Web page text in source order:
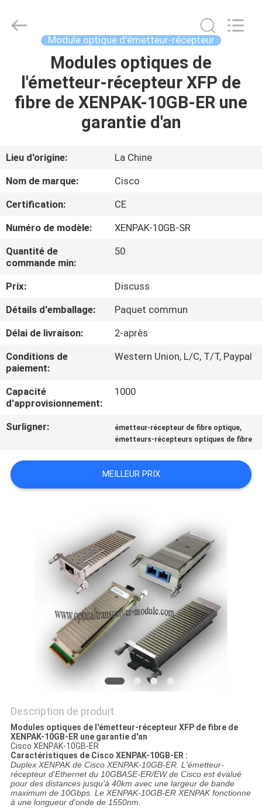
MAISON
VIDÉOS
À
PROPOS
DE
VISITE
DE
L'USINE
CONTRÔLE
DE
LA
NOUS
NOUVELLES
AFFAIRES
SITEMAP
POLITIQUE
CONFIDENTIALITÉ
Equipment
Module optique d'émetteur-récepteur
Modules optiques de
l'émetteur-récepteur XFP de
fibre de XENPAK-10GB-ER une
garantie d'an
Lieu d'origine:
La Chine
Nom de marque:
Cisco
Certification:
CE
Numéro de modèle:
XENPAK-10GB-SR
Quantité de
commande min:
50
Prix:
Discuss
Détails d'emballage:
Paquet commun
Délai de livraison:
2-après
Conditions de
paiement:
Western Union, L/C, T/T, Paypal
Capacité
d'approvisionnement:
1000
Surligner: émetteur-récepteur de fibre optique,
émetteurs-récepteurs optiques de fibre
MEILLEUR PRIX
Description de produit
Modules optiques de l'émetteur-récepteur XFP de fibre de
XENPAK-10GB-ER une garantie d'an
Cisco XENPAK-10GB-ER
Caractéristiques de Cisco XENPAK-10GB-ER :
Duplex XENPAK de Cisco XENPAK-10GB-ER. L'émetteur-
récepteur d'Ethernet du 10GBASE-ER/EW de Cisco est évalué
pour des distances jusqu'à 40km avec une largeur de bande
maximum de 10Gbps. Le XENPAK-10GB-ER XENPAK fonctionne
à une longueur d'onde de 1550nm.